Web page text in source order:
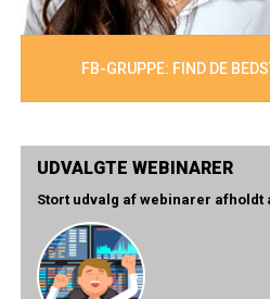
FB-GRUPPE: FIND DE
UDVALGTE WEBINARER
Stort udvalg af webinarer afholdt